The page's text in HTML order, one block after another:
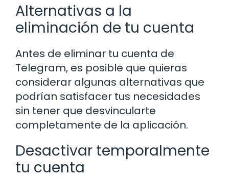
Alternativas a la
eliminación de tu cuenta
Antes de eliminar tu cuenta de
Telegram, es posible que quieras
considerar algunas alternativas que
podrían satisfacer tus necesidades
sin tener que desvincularte
completamente de la aplicación.
Desactivar temporalmente
tu cuenta